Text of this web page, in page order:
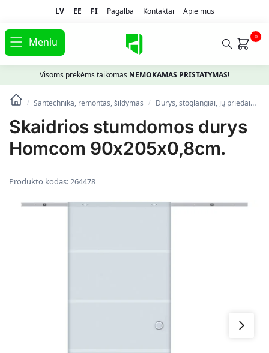
LV EE FI Pagalba Kontaktai Apie mus
Meniu 0
Visoms prekėms taikomas NEMOKAMAS PRISTATYMAS!
/ Santechnika, remontas, šildymas / Durys, stoglangiai, jų priedai
Skaidrios stumdomos durys
Homcom 90x205x0,8cm.
Produkto kodas:264478